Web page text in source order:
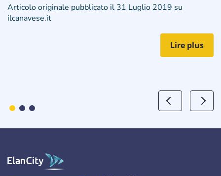
Articolo originale pubblicato il 31 Luglio 2019 su
ilcanavese.it
Lire plus